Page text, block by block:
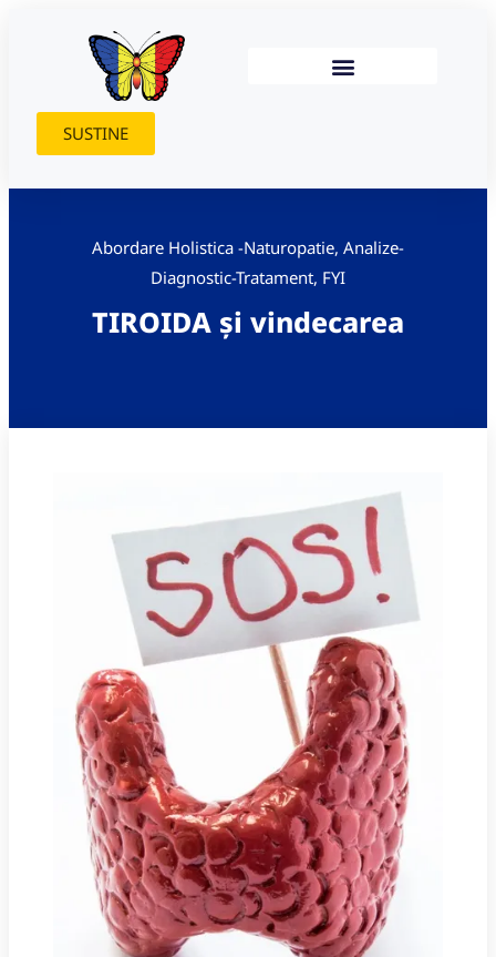
SUSTINE
Abordare Holistica -Naturopatie, Analize-
Diagnostic-Tratament, FYI
TIROIDA și vindecarea